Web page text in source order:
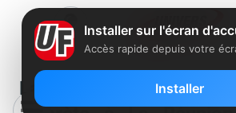
La 5G Free de
Installer sur l'écran
Accès rapide depuis votre
Installer